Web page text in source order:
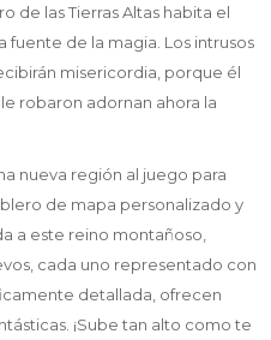
de las Tierras Altas habita el
fuente de la magia. Los intrusos
misericordia, porque él
robaron adornan ahora la
nueva región al juego para
de mapa personalizado y
a este reino montañoso,
cada uno representado con
detallada, ofrecen
¡Sube tan alto como te